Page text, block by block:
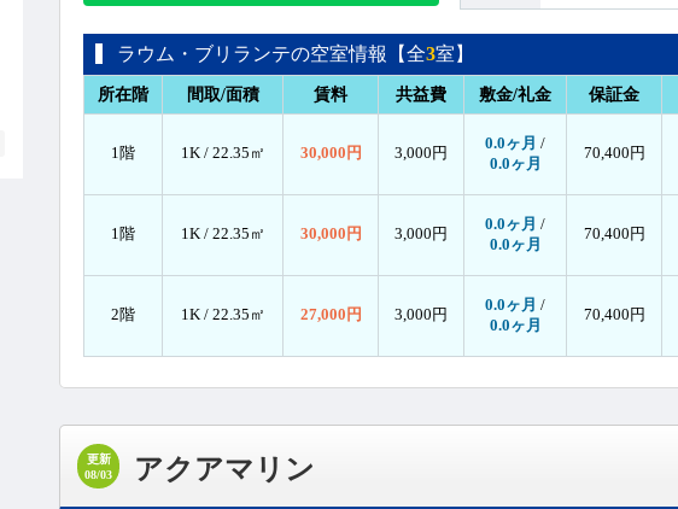
ラウム・ブリランテの空室情報【全3室】
所在階 間取/面積 賃料 共益費 敷金/礼金 保証金
1階 1K / 22.35㎡ 30,000円 3,000円
0.0ヶ月 /
0.0ヶ月
70,400円
1階 1K / 22.35㎡ 30,000円 3,000円
0.0ヶ月 /
0.0ヶ月
70,400円
2階 1K / 22.35㎡ 27,000円 3,000円
0.0ヶ月 /
0.0ヶ月
70,400円
更新
08/03
アクアマリン